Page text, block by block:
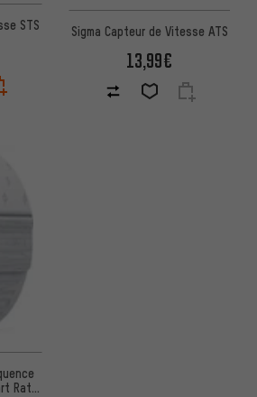
STS Sigma Capteur de Vitesse ATS
13,99€
Rate